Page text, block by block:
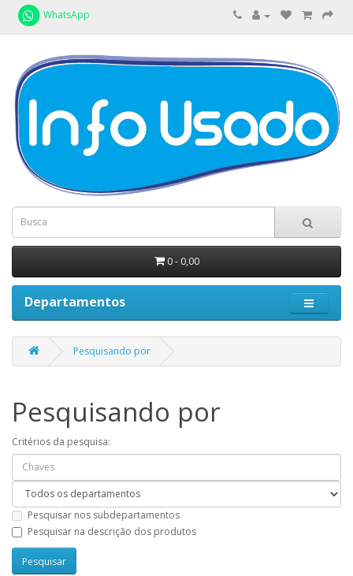
WhatsApp
0 - 0,00
Departamentos
Pesquisando por
Pesquisando por
Critérios da pesquisa:
Pesquisar nos subdepartamentos
Pesquisar na descrição dos produtos